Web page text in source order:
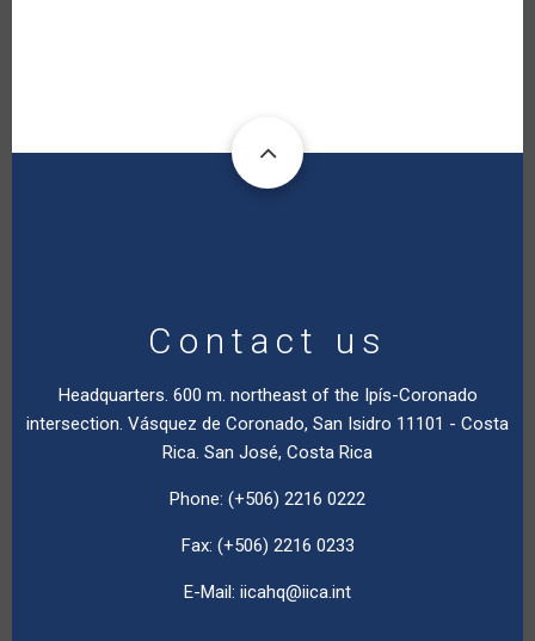
Contact us
Headquarters. 600 m. northeast of the Ipís-Coronado
intersection. Vásquez de Coronado, San Isidro 11101 - Costa
Rica. San José, Costa Rica
Phone: (+506) 2216 0222
Fax: (+506) 2216 0233
E-Mail: iicahq@iica.int